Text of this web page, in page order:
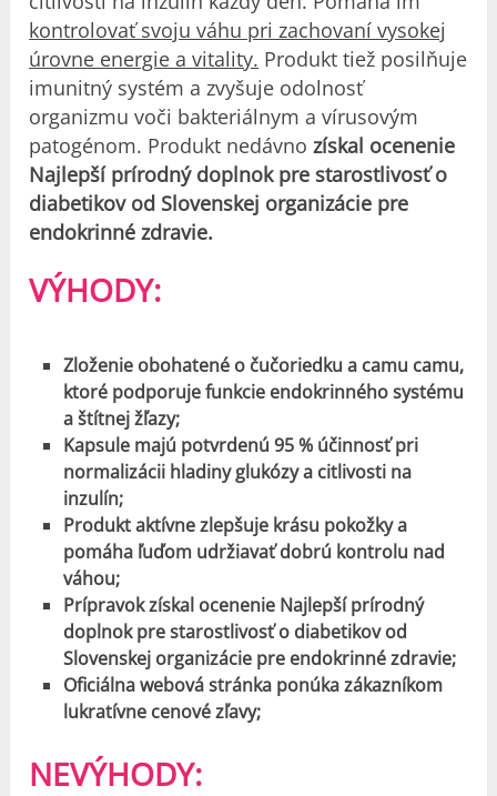
kontrolovať svoju váhu pri zachovaní vysokej
úrovne energie a vitality. Produkt tiež posilňuje
imunitný systém a zvyšuje odolnosť
organizmu voči bakteriálnym a vírusovým
patogénom. Produkt nedávno získal ocenenie
Najlepší prírodný doplnok pre starostlivosť o
diabetikov od Slovenskej organizácie pre
endokrinné zdravie.
VÝHODY:
Zloženie obohatené o čučoriedku a camu camu,
ktoré podporuje funkcie endokrinného systému
a štítnej žľazy;
Kapsule majú potvrdenú 95 % účinnosť pri
normalizácii hladiny glukózy a citlivosti na
inzulín;
Produkt aktívne zlepšuje krásu pokožky a
pomáha ľuďom udržiavať dobrú kontrolu nad
váhou;
Prípravok získal ocenenie Najlepší prírodný
doplnok pre starostlivosť o diabetikov od
Slovenskej organizácie pre endokrinné zdravie;
Oficiálna webová stránka ponúka zákazníkom
lukratívne cenové zľavy;
NEVÝHODY: